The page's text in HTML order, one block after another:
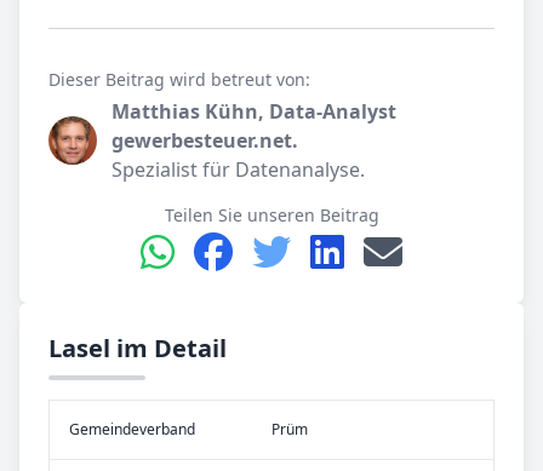
Dieser Beitrag wird betreut von:
Matthias Kühn, Data-Analyst
gewerbesteuer.net.
Spezialist für Datenanalyse.
Teilen Sie unseren Beitrag
Lasel im Detail
Gemeinde­verband Prüm